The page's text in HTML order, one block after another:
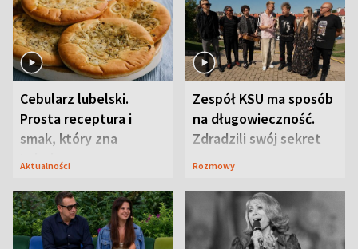
Cebularz lubelski.
Prosta receptura i
smak, który zna
Lubelszczyzna
Aktualności
Zespół KSU ma sposób
na długowieczność.
Zdradzili swój sekret
Rozmowy